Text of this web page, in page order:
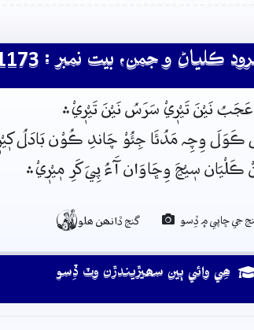
ڪلياڻ و جمن، بيت نمبر : 1173
عَجَبُ نَيْنَ تَيْرٖيْ سَرَسُ نَيْنَ تَيْرٖيْ﮶
وِچِہ مَدُئَا جِئُوْ چَاندِ ڪُوْن بَادَلُ
ڪَلْيَان سٖيْڃَ وِڇَاوَان آَءُ پِيَ کَرِ مٖيْرٖيْ﮶
جي ڇاپي ۾ ڏِسو گنج ڏانھن ھلو
ھِي وائي ٻين سھيڙيندڙن وٽ ڏِسو